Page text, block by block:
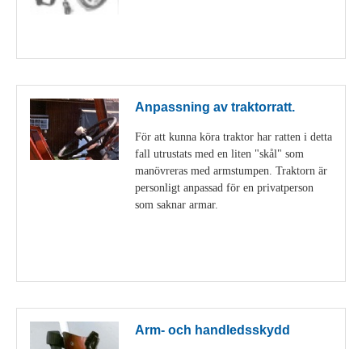
Anpassning av traktorratt.
För att kunna köra traktor har ratten i detta
fall utrustats med en liten "skål" som
manövreras med armstumpen. Traktorn är
personligt anpassad för en privatperson
som saknar armar.
Arm- och handledsskydd